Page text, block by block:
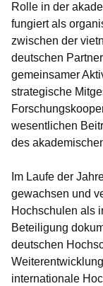
Rolle in der
fungiert als
zwischen der
deutschen
gemeinsamer
strategische
wesentlichen
des
Im Laufe der
gewachsen und
Hochschulen als
Beteiligung
deutschen
internationale